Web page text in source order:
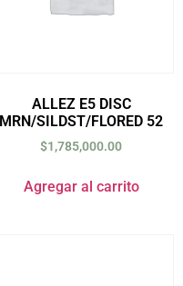
ALLEZ E5 DISC
MRN/SILDST/FLORED 52
$1,785,000.00
Agregar al carrito